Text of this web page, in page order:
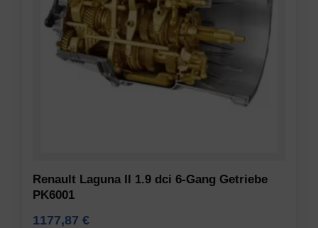
Renault Laguna II 1.9 dci 6-Gang Getriebe
PK6001
1177,87 €